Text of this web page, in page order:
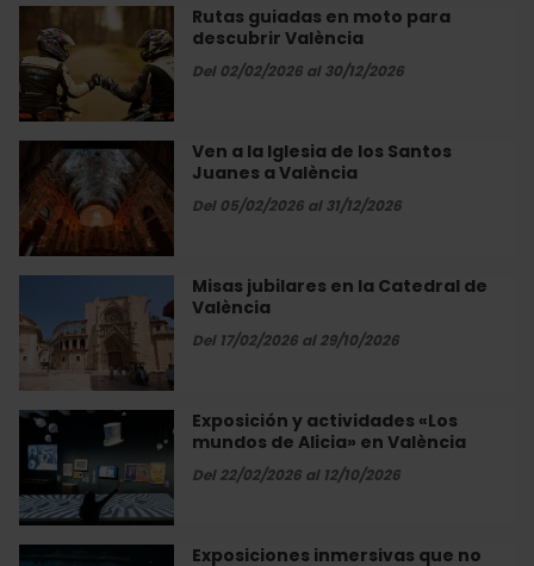
Valencia:
arte
y
la
que
mantienen
vivo…
Rutas guiadas en moto para
descubrir València
Del 02/02/2026 al 30/12/2026
guiadas
en
moto
para
descubrir
València
Ven a la Iglesia de los Santos
Juanes a València
Del 05/02/2026 al 31/12/2026
la
Iglesia
de
los
Juanes
a
València
Misas jubilares en la Catedral de
València
Del 17/02/2026 al 29/10/2026
jubilares
en
la
Catedral
de
València
Exposición y actividades «Los
mundos de Alicia» en València
Del 22/02/2026 al 12/10/2026
Exposición
y
actividades
«Los
mundos
de
Exposiciones inmersivas que no